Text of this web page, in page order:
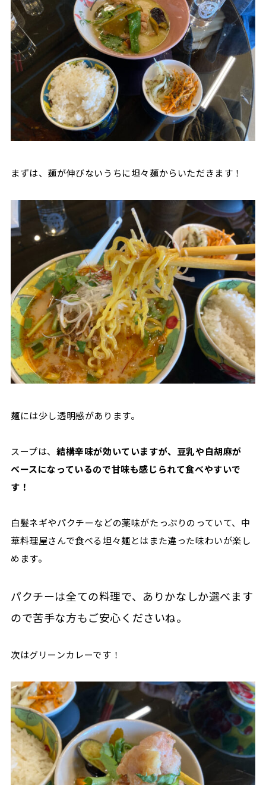
まずは、麺が伸びないうちに坦々麺からいただきます！
麺には少し透明感があります。
スープは、 結構辛味が効いていますが、豆乳や白胡麻が
ベースになっているので甘味も感じられて食べやすいで
す！
白髪ネギやパクチーなどの薬味がたっぷりのっていて、中
華料理屋さんで食べる坦々麺とはまた違った味わいが楽し
めます。
パクチーは全ての料理で、ありかなしか選べます
ので苦手な方もご安心くださいね。
次はグリーンカレーです！